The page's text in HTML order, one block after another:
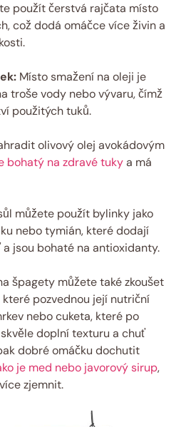
použít čerstvá rajčata místo
což dodá omáčce více živin a
Místo smažení na oleji je
troše vody nebo vývaru, čímž
použitých tuků.
olivový olej avokádovým
bohatý na zdravé tukya má
můžete použít bylinky jako
nebo tymián, které dodají
jsou bohaté na antioxidanty.
špagety můžete také zkoušet
které pozvednou její nutriční
nebo cuketa, které po
doplní texturu a chuť
dobré omáčku dochutit
je med nebo javorový sirup,
zjemnit.